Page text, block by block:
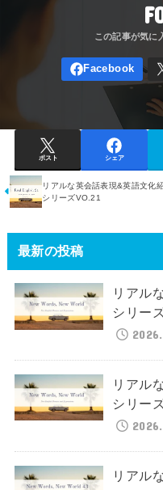
ポスト シェア
リアルな英会話表現&英語文化
シリーズVO.21
最新の投稿
リアル
シリー
リアル
シリー
リアル